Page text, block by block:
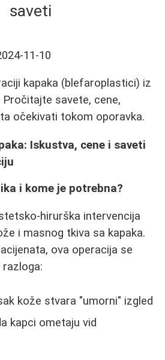
saveti
11-10
kapaka (blefaroplastici) iz
savete, cene,
očekivati tokom oporavka.
Iskustva, cene i saveti
i kome je potrebna?
hirurška intervencija
i masnog tkiva sa kapaka.
ova operacija se
kože stvara "umorni" izgled
kapci ometaju vid